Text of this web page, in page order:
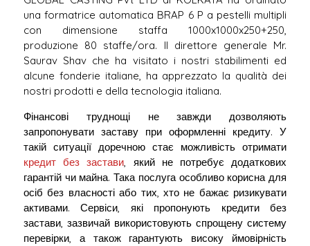
una formatrice automatica BRAP 6 P a pestelli multipli
con dimensione staffa 1000x1000x250+250,
produzione 80 staffe/ora. Il direttore generale Mr.
Saurav Shav che ha visitato i nostri stabilimenti ed
alcune fonderie italiane, ha apprezzato la qualità dei
nostri prodotti e della tecnologia italiana.
Фінансові труднощі не завжди дозволяють
запропонувати заставу при оформленні кредиту. У
такій ситуації доречною стає можливість отримати
кредит без застави, який не потребує додаткових
гарантій чи майна. Така послуга особливо корисна для
осіб без власності або тих, хто не бажає ризикувати
активами. Сервіси, які пропонують кредити без
застави, зазвичай використовують спрощену систему
перевірки, а також гарантують високу ймовірність